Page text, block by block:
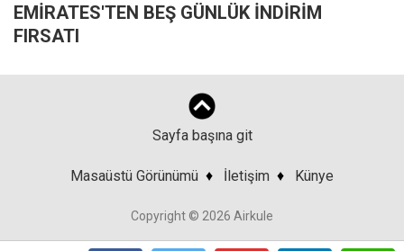
EMİRATES'TEN BEŞ GÜNLÜK İNDİRİM
FIRSATI
Sayfa başına git
Masaüstü Görünümü ♦ İletişim ♦ Künye
Copyright © 2026 Airkule